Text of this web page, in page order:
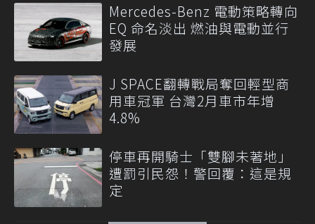
Mercedes-Benz 電動策略轉向
EQ 命名淡出 燃油與電動並行
發展
J SPACE翻轉戰局奪回輕型商
用車冠軍 台灣2月車市年增
4.8%
停車再開騎士「雙腳未著地」
遭罰引民怨！警回覆：這是規
定